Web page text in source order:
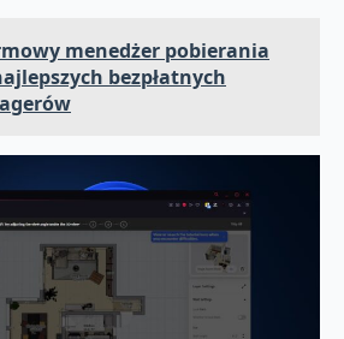
menedżer pobierania
bezpłatnych